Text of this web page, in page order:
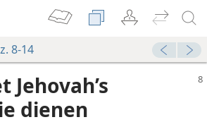
8-14
Jehovah’s
dienen